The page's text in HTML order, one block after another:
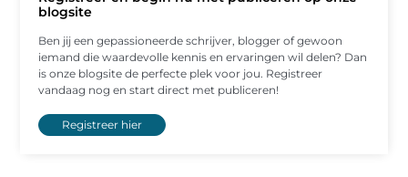
blogsite
Ben jij een gepassioneerde schrijver, blogger of gewoon
iemand die waardevolle kennis en ervaringen wil delen? Dan
is onze blogsite de perfecte plek voor jou. Registreer
vandaag nog en start direct met publiceren!
Registreer hier